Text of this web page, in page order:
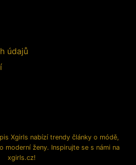
údajů
Xgirls nabízí trendy články o módě,
moderní ženy. Inspirujte se s námi na
xgirls.cz!